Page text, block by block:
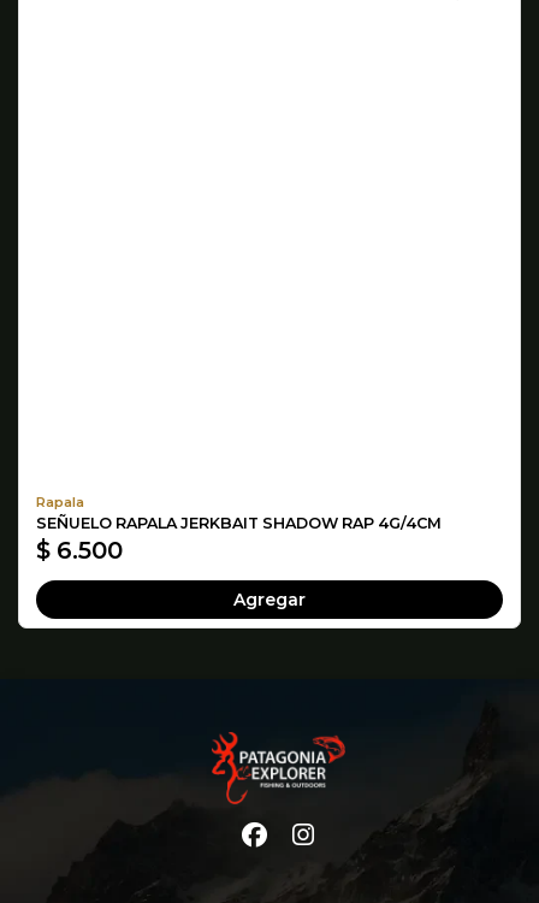
Rapala
SEÑUELO RAPALA JERKBAIT SHADOW RAP 4G/4CM
$ 6.500
Agregar